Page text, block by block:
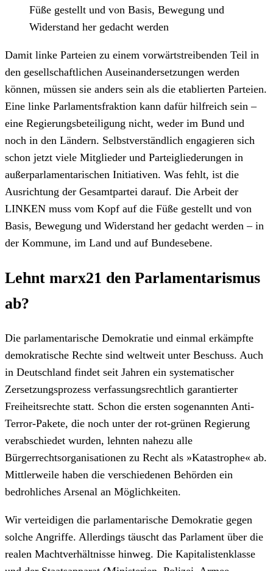
Füße gestellt und von Basis, Bewegung und
Widerstand her gedacht werden
Damit linke Parteien zu einem vorwärtstreibenden Teil in
den gesellschaftlichen Auseinandersetzungen werden
können, müssen sie anders sein als die etablierten Parteien.
Eine linke Parlamentsfraktion kann dafür hilfreich sein –
eine Regierungsbeteiligung nicht, weder im Bund und
noch in den Ländern. Selbstverständlich engagieren sich
schon jetzt viele Mitglieder und Parteigliederungen in
außerparlamentarischen Initiativen. Was fehlt, ist die
Ausrichtung der Gesamtpartei darauf. Die Arbeit der
LINKEN muss vom Kopf auf die Füße gestellt und von
Basis, Bewegung und Widerstand her gedacht werden – in
der Kommune, im Land und auf Bundesebene.
Lehnt marx21 den Parlamentarismus
ab?
Die parlamentarische Demokratie und einmal erkämpfte
demokratische Rechte sind weltweit unter Beschuss. Auch
in Deutschland findet seit Jahren ein systematischer
Zersetzungsprozess verfassungsrechtlich garantierter
Freiheitsrechte statt. Schon die ersten sogenannten Anti-
Terror-Pakete, die noch unter der rot-grünen Regierung
verabschiedet wurden, lehnten nahezu alle
Bürgerrechtsorganisationen zu Recht als »Katastrophe« ab.
Mittlerweile haben die verschiedenen Behörden ein
bedrohliches Arsenal an Möglichkeiten.
Wir verteidigen die parlamentarische Demokratie gegen
solche Angriffe. Allerdings täuscht das Parlament über die
realen Machtverhältnisse hinweg. Die Kapitalistenklasse